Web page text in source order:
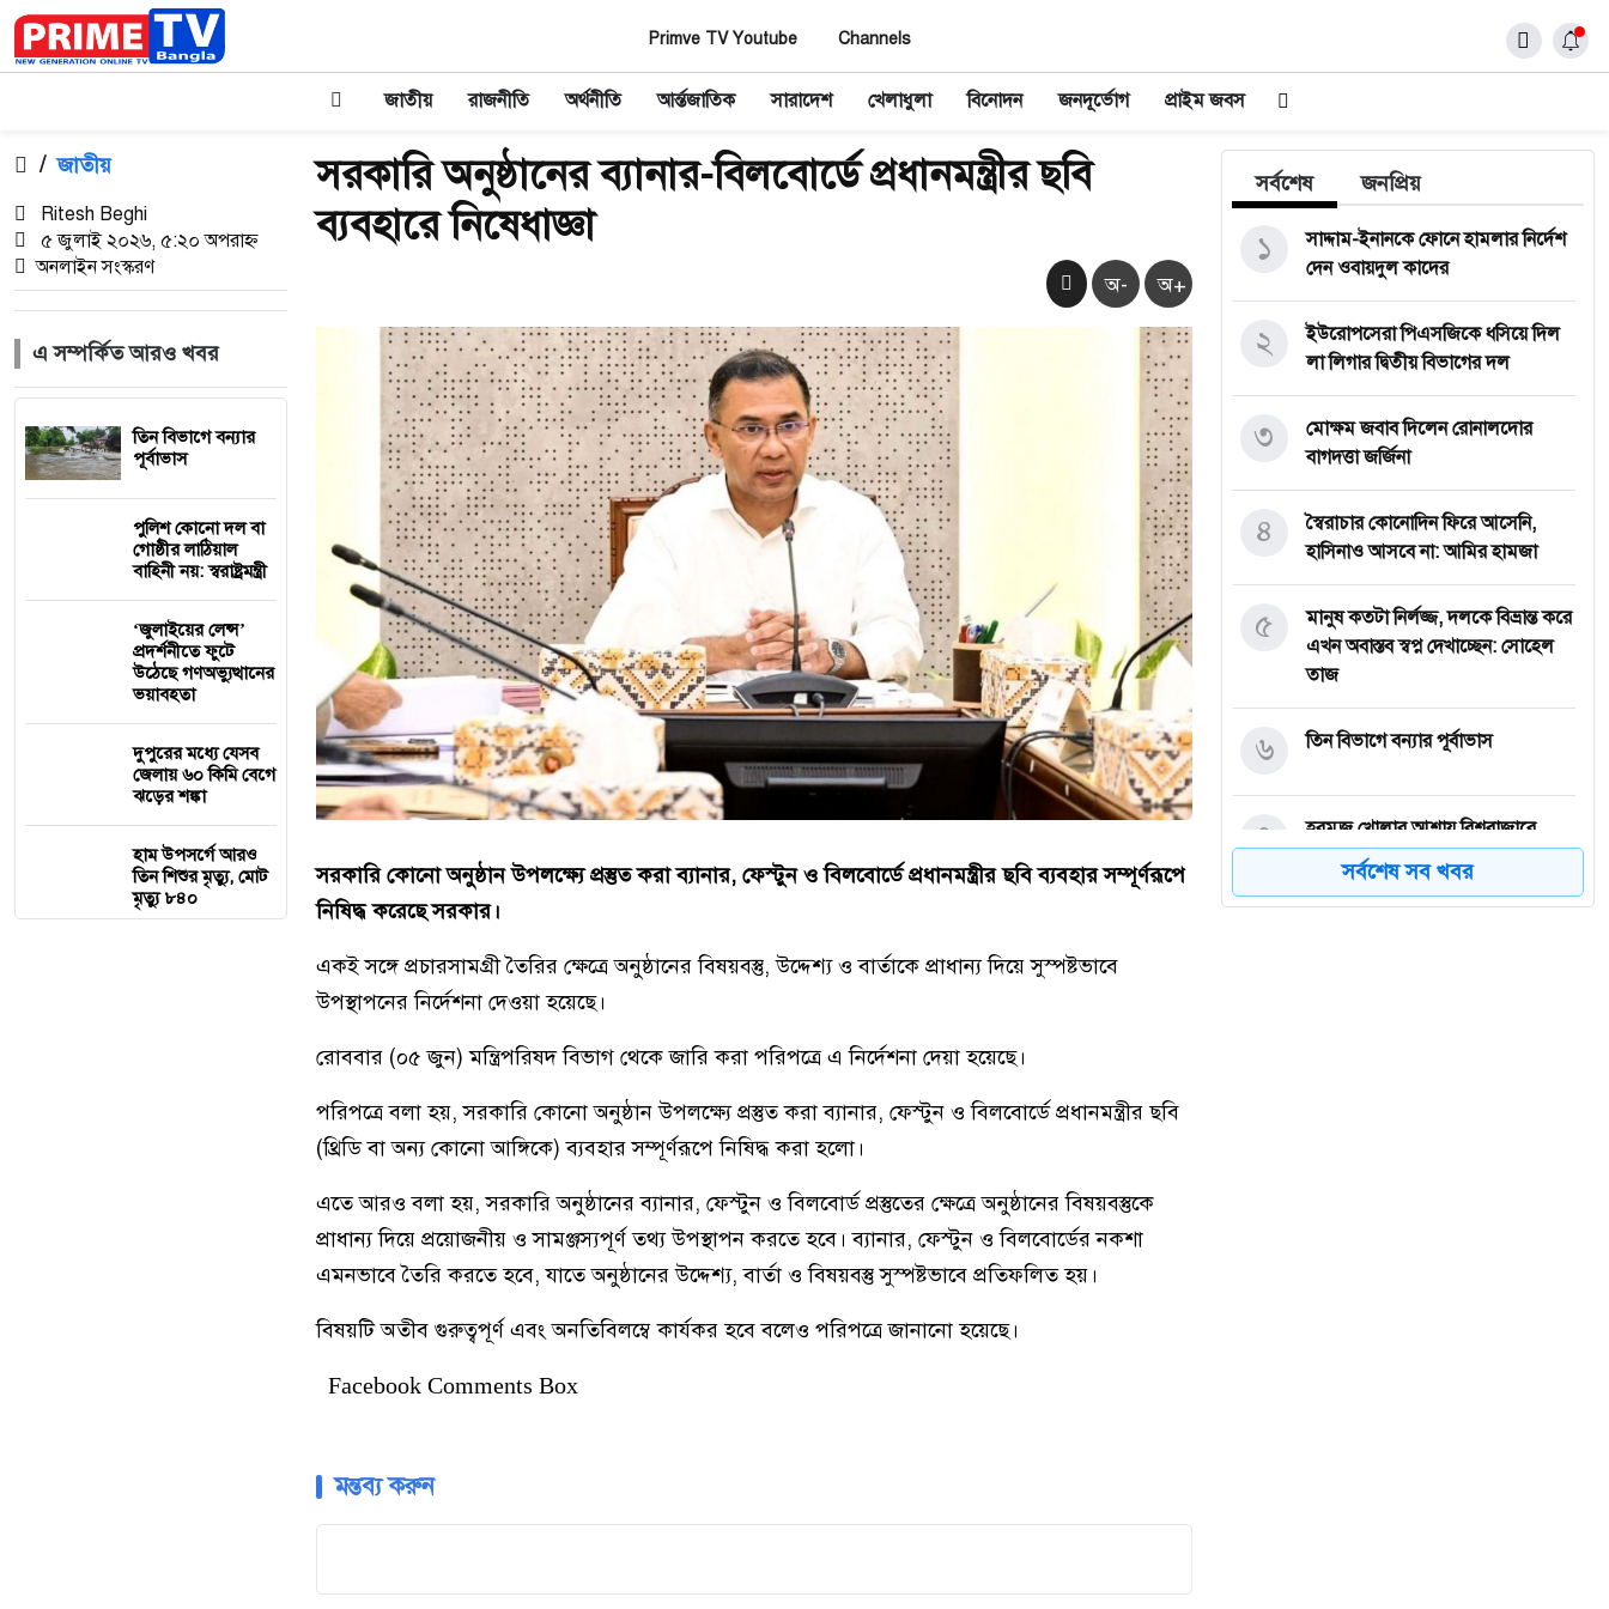
Primve TV Youtube Channels
জাতীয় রাজনীতি অর্থনীতি আর্ন্তজাতিক সারাদেশ খেলাধুলা বিনোদন জনদূর্ভোগ প্রাইম জবস
/ জাতীয়
Ritesh Beghi
৫ জুলাই ২০২৬, ৫:২০ অপরাহ্ন
অনলাইন সংস্করণ
এ সম্পর্কিত আরও খবর
তিন বিভাগে বন্যার
পূর্বাভাস
পুলিশ কোনো দল বা
গোষ্ঠীর লাঠিয়াল
বাহিনী নয়: স্বরাষ্ট্রমন্ত্রী
‘জুলাইয়ের লেন্স’
প্রদর্শনীতে ফুটে
উঠেছে গণঅভ্যুত্থানের
ভয়াবহতা
দুপুরের মধ্যে যেসব
জেলায় ৬০ কিমি বেগে
ঝড়ের শঙ্কা
হাম উপসর্গে আরও
তিন শিশুর মৃত্যু, মোট
মৃত্যু ৮৪০
সরকারি অনুষ্ঠানের ব্যানার-বিলবোর্ডে প্রধানমন্ত্রীর ছবি
ব্যবহারে নিষেধাজ্ঞা
অ- অ+
সরকারি কোনো অনুষ্ঠান উপলক্ষ্যে প্রস্তুত করা ব্যানার, ফেস্টুন ও বিলবোর্ডে প্রধানমন্ত্রীর ছবি ব্যবহার সম্পূর্ণরূপে
নিষিদ্ধ করেছে সরকার।
একই সঙ্গে প্রচারসামগ্রী তৈরির ক্ষেত্রে অনুষ্ঠানের বিষয়বস্তু, উদ্দেশ্য ও বার্তাকে প্রাধান্য দিয়ে সুস্পষ্টভাবে
উপস্থাপনের নির্দেশনা দেওয়া হয়েছে।
রোববার (০৫ জুন) মন্ত্রিপরিষদ বিভাগ থেকে জারি করা পরিপত্রে এ নির্দেশনা দেয়া হয়েছে।
পরিপত্রে বলা হয়, সরকারি কোনো অনুষ্ঠান উপলক্ষ্যে প্রস্তুত করা ব্যানার, ফেস্টুন ও বিলবোর্ডে প্রধানমন্ত্রীর ছবি
(থ্রিডি বা অন্য কোনো আঙ্গিকে) ব্যবহার সম্পূর্ণরূপে নিষিদ্ধ করা হলো।
এতে আরও বলা হয়, সরকারি অনুষ্ঠানের ব্যানার, ফেস্টুন ও বিলবোর্ড প্রস্তুতের ক্ষেত্রে অনুষ্ঠানের বিষয়বস্তুকে
প্রাধান্য দিয়ে প্রয়োজনীয় ও সামঞ্জস্যপূর্ণ তথ্য উপস্থাপন করতে হবে। ব্যানার, ফেস্টুন ও বিলবোর্ডের নকশা
এমনভাবে তৈরি করতে হবে, যাতে অনুষ্ঠানের উদ্দেশ্য, বার্তা ও বিষয়বস্তু সুস্পষ্টভাবে প্রতিফলিত হয়।
বিষয়টি অতীব গুরুত্বপূর্ণ এবং অনতিবিলম্বে কার্যকর হবে বলেও পরিপত্রে জানানো হয়েছে।
Facebook Comments Box
মন্তব্য করুন
সর্বশেষ জনপ্রিয়
সাদ্দাম-ইনানকে ফোনে হামলার নির্দেশ
দেন ওবায়দুল কাদের
১
ইউরোপসেরা পিএসজিকে ধসিয়ে দিল
লা লিগার দ্বিতীয় বিভাগের দল
২
মোক্ষম জবাব দিলেন রোনালদোর
বাগদত্তা জর্জিনা
৩
স্বৈরাচার কোনোদিন ফিরে আসেনি,
হাসিনাও আসবে না: আমির হামজা
৪
মানুষ কতটা নির্লজ্জ, দলকে বিভ্রান্ত করে
এখন অবাস্তব স্বপ্ন দেখাচ্ছেন: সোহেল
তাজ
৫
তিন বিভাগে বন্যার পূর্বাভাস
৬
হরমুজ খোলার আশায় বিশ্ববাজারে
কমল তেলের দাম
৭
সর্বশেষ সব খবর